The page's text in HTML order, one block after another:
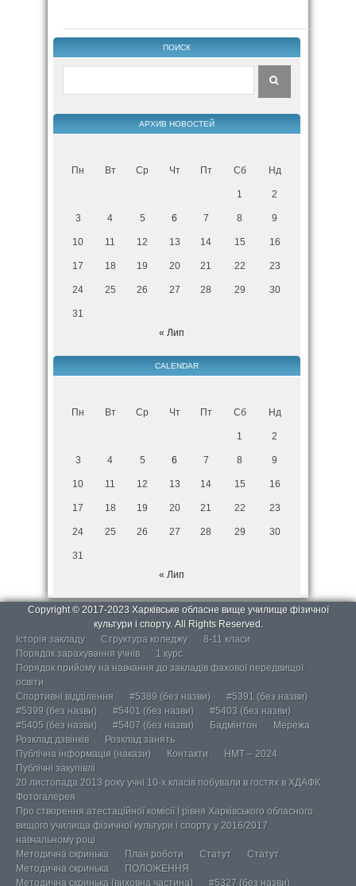
ПОИСК
АРХИВ НОВОСТЕЙ
Пн Вт Ср Чт Пт Сб Нд
1 2
3 4 5 6 7 8 9
10 11 12 13 14 15 16
17 18 19 20 21 22 23
24 25 26 27 28 29 30
31
« Лип
CALENDAR
Пн Вт Ср Чт Пт Сб Нд
1 2
3 4 5 6 7 8 9
10 11 12 13 14 15 16
17 18 19 20 21 22 23
24 25 26 27 28 29 30
31
« Лип
Copyright © 2017-2023 Харківське обласне вище училище фізичної
культури і спорту. All Rights Reserved.
Історія закладу
Структура коледжу
8-11 класи
Порядок зарахування учнів
1 курс
Порядок прийому на навчання до закладів фахової передвищої
освіти
Спортивні відділення
#5389 (без назви)
#5391 (без назви)
#5399 (без назви)
#5401 (без назви)
#5403 (без назви)
#5405 (без назви)
#5407 (без назви) Бадмінтон
Мережа
Розклад дзвінків
Розклад занять
Публічна інформація (накази)
Контакти
НМТ – 2024
Публічні закупівлі
20 листопада 2013 року учні 10-х класів побували в гостях в ХДАФК.
Фотогалерея
Про створення атестаційної комісії І рівня Харківського обласного
вищого училища фізичної культури і спорту у 2016/2017
навчальному році
Методична скринька
План роботи Статут
Статут
Методична скринька
ПОЛОЖЕННЯ
Методична скринька (виховна частина)
#5327 (без назви)